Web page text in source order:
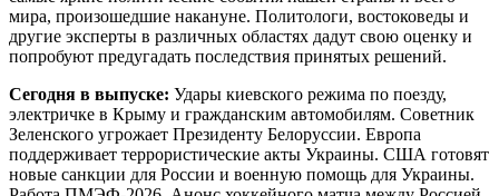
мира, произошедшие накануне. Политологи, востоковеды и
другие эксперты в различных областях дадут свою оценку и
попробуют предугадать последствия принятых решений.
Сегодня в выпуске: Удары киевского режима по поезду,
электричке в Крыму и гражданским автомобилям. Советник
Зеленского угрожает Президенту Белоруссии. Европа
поддерживает террористические акты Украины. США готовят
новые санкции для России и военную помощь для Украины.